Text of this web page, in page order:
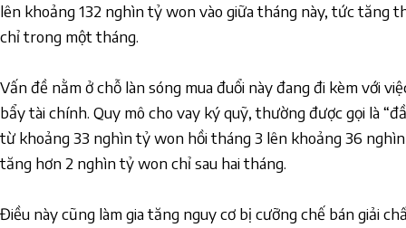
lên khoảng 132 nghìn tỷ won vào giữa tháng này, tức tăng
chỉ trong một tháng.
Vấn đề nằm ở chỗ làn sóng mua đuổi này đang đi kèm với
bẩy tài chính. Quy mô cho vay ký quỹ, thường được gọi là
từ khoảng 33 nghìn tỷ won hồi tháng 3 lên khoảng 36
tăng hơn 2 nghìn tỷ won chỉ sau hai tháng.
Điều này cũng làm gia tăng nguy cơ bị cưỡng chế bán giải